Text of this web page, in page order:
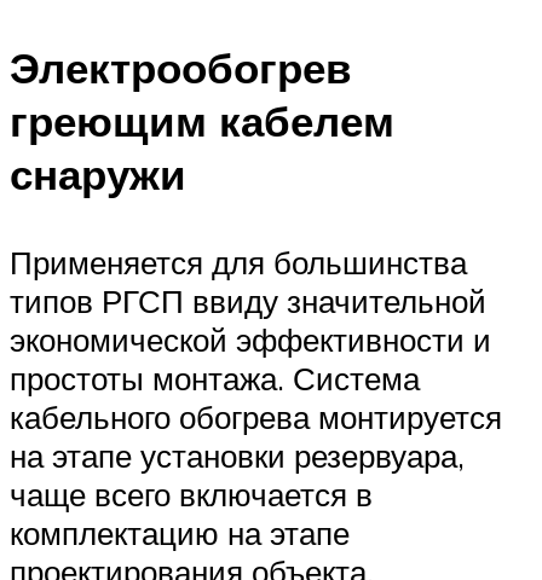
Электрообогрев
греющим кабелем
снаружи
Применяется для большинства
типов РГСП ввиду значительной
экономической эффективности и
простоты монтажа. Система
кабельного обогрева монтируется
на этапе установки резервуара,
чаще всего включается в
комплектацию на этапе
проектирования объекта.